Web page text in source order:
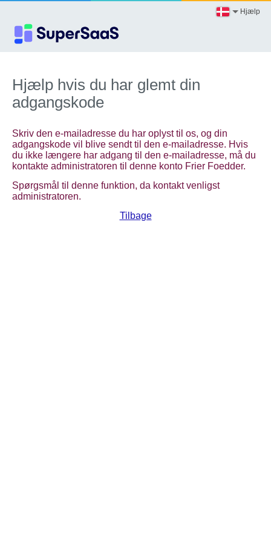
Hjælp
Hjælp hvis du har glemt din
adgangskode
Skriv den e-mailadresse du har oplyst til os, og din
adgangskode vil blive sendt til den e-mailadresse. Hvis
du ikke længere har adgang til den e-mailadresse, må du
kontakte administratoren til denne konto Frier Foedder.
Spørgsmål til denne funktion, da kontakt venligst
administratoren.
Tilbage